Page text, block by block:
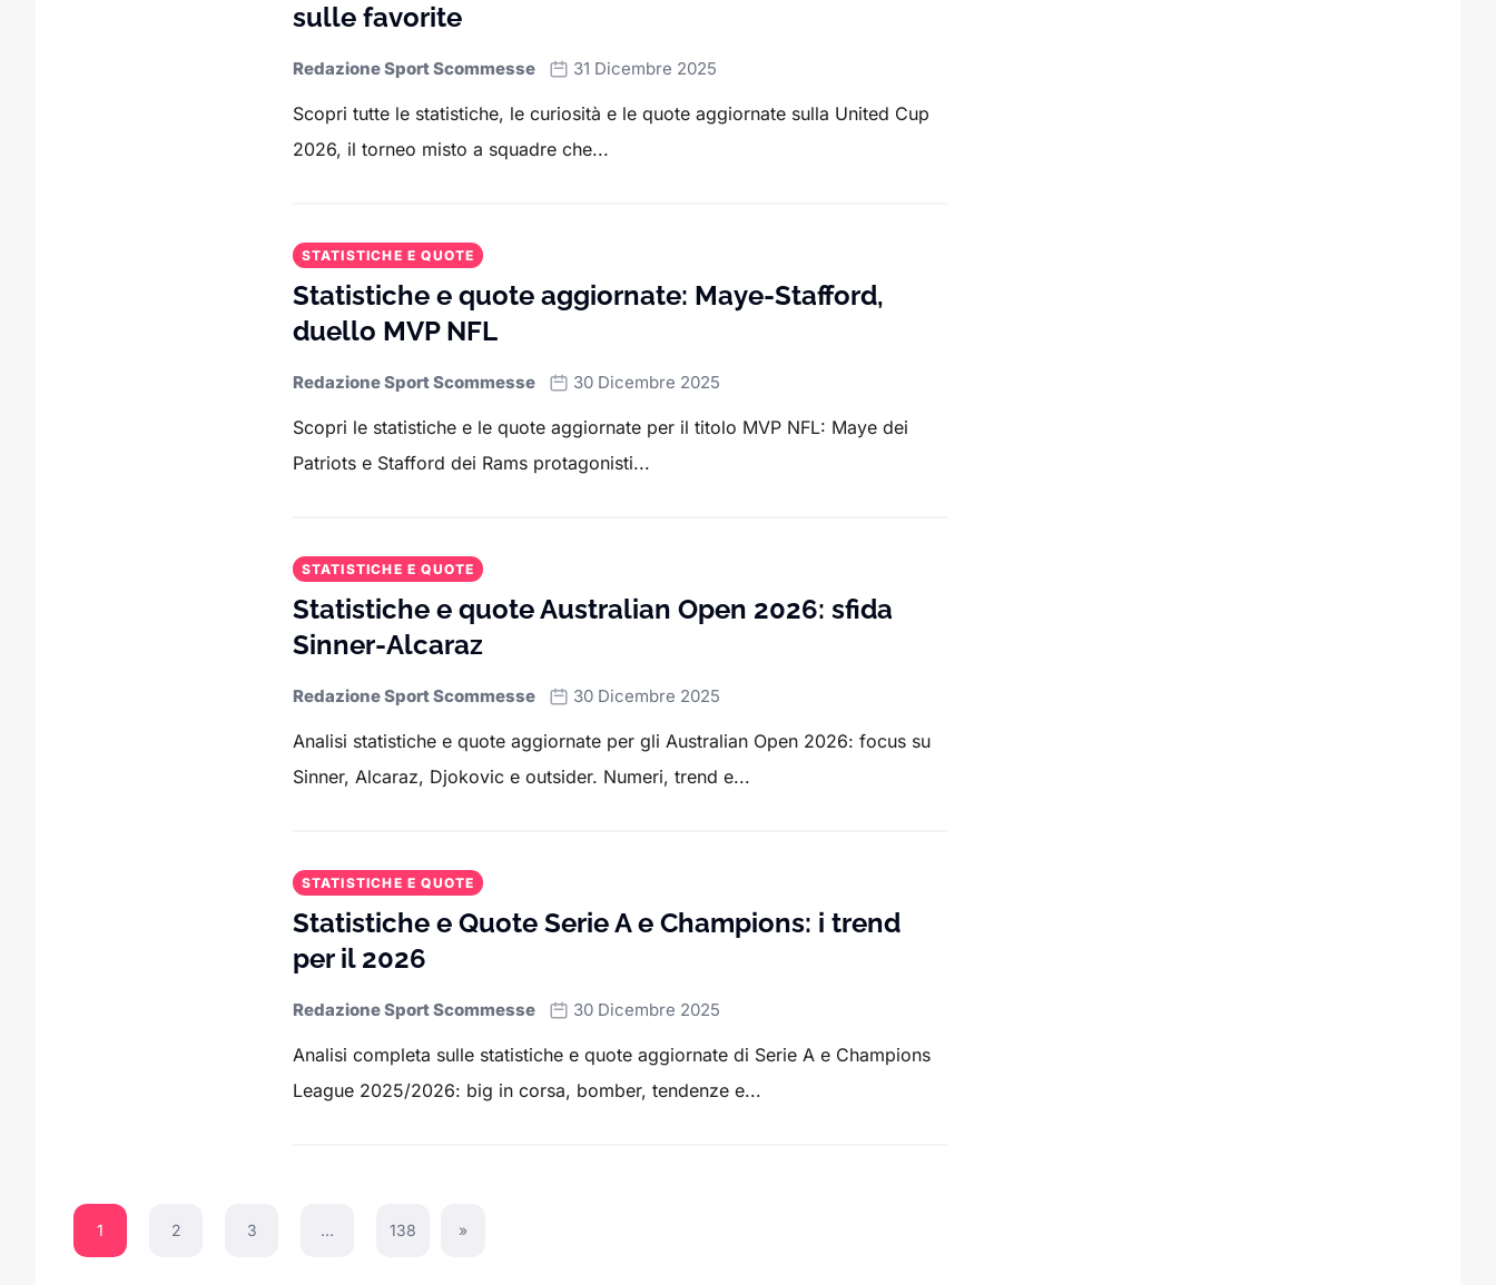
sulle favorite
Redazione Sport Scommesse 31 Dicembre 2025
Scopri tutte le statistiche, le curiosità e le quote aggiornate sulla United Cup
2026, il torneo misto a squadre che...
STATISTICHE E QUOTE
Statistiche e quote aggiornate: Maye-Stafford,
duello MVP NFL
Redazione Sport Scommesse 30 Dicembre 2025
Scopri le statistiche e le quote aggiornate per il titolo MVP NFL: Maye dei
Patriots e Stafford dei Rams protagonisti...
STATISTICHE E QUOTE
Statistiche e quote Australian Open 2026: sfida
Sinner-Alcaraz
Redazione Sport Scommesse 30 Dicembre 2025
Analisi statistiche e quote aggiornate per gli Australian Open 2026: focus su
Sinner, Alcaraz, Djokovic e outsider. Numeri, trend e...
STATISTICHE E QUOTE
Statistiche e Quote Serie A e Champions: i trend
per il 2026
Redazione Sport Scommesse 30 Dicembre 2025
Analisi completa sulle statistiche e quote aggiornate di Serie A e Champions
League 2025/2026: big in corsa, bomber, tendenze e...
1 2 3 … 138 Next Page
»